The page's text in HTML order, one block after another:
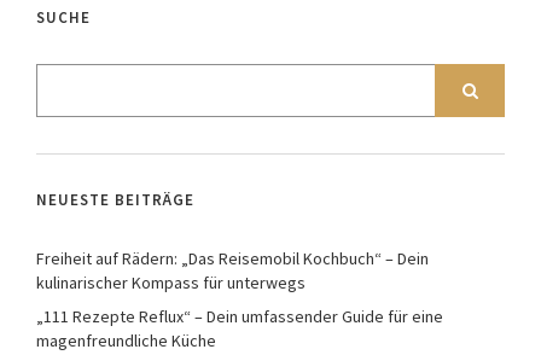
SUCHE
NEUESTE BEITRÄGE
Freiheit auf Rädern: „Das Reisemobil Kochbuch“ – Dein
kulinarischer Kompass für unterwegs
„111 Rezepte Reflux“ – Dein umfassender Guide für eine
magenfreundliche Küche